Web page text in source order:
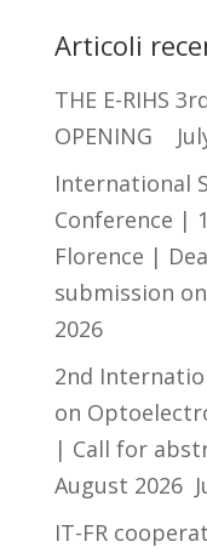
Articoli
THE E-RIHS
OPENING
International
Conference |
Florence |
submission
2026
2nd
on
| Call for
August 2026
IT-FR